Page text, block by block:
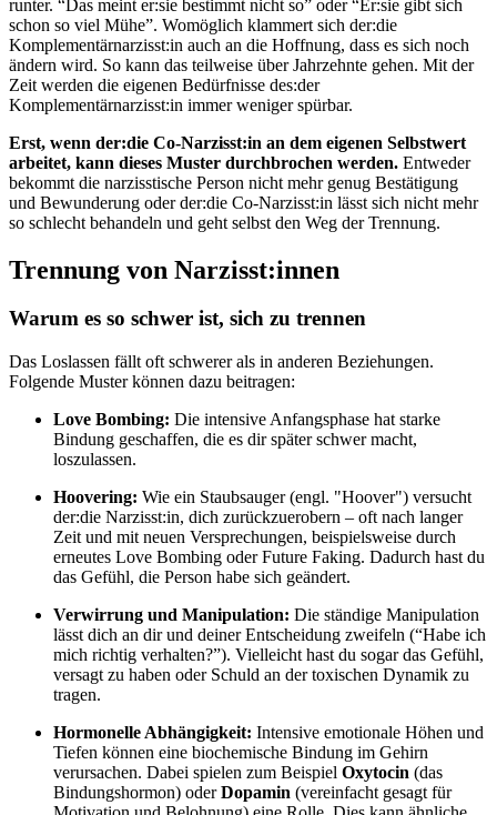
runter. “Das meint er:sie bestimmt nicht so” oder “Er:sie gibt sich
schon so viel Mühe”. Womöglich klammert sich der:die
Komplementärnarzisst:in auch an die Hoffnung, dass es sich noch
ändern wird. So kann das teilweise über Jahrzehnte gehen. Mit der
Zeit werden die eigenen Bedürfnisse des:der
Komplementärnarzisst:in immer weniger spürbar.
Erst, wenn der:die Co-Narzisst:in an dem eigenen Selbstwert
arbeitet, kann dieses Muster durchbrochen werden. Entweder
bekommt die narzisstische Person nicht mehr genug Bestätigung
und Bewunderung oder der:die Co-Narzisst:in lässt sich nicht mehr
so schlecht behandeln und geht selbst den Weg der Trennung.
Trennung von Narzisst:innen
Warum es so schwer ist, sich zu trennen
Das Loslassen fällt oft schwerer als in anderen Beziehungen.
Folgende Muster können dazu beitragen:
Love Bombing: Die intensive Anfangsphase hat starke
Bindung geschaffen, die es dir später schwer macht,
loszulassen.
Hoovering: Wie ein Staubsauger (engl. "Hoover") versucht
der:die Narzisst:in, dich zurückzuerobern – oft nach langer
Zeit und mit neuen Versprechungen, beispielsweise durch
erneutes Love Bombing oder Future Faking. Dadurch hast du
das Gefühl, die Person habe sich geändert.
Verwirrung und Manipulation: Die ständige Manipulation
lässt dich an dir und deiner Entscheidung zweifeln (“Habe ich
mich richtig verhalten?”). Vielleicht hast du sogar das Gefühl,
versagt zu haben oder Schuld an der toxischen Dynamik zu
tragen.
Hormonelle Abhängigkeit: Intensive emotionale Höhen und
Tiefen können eine biochemische Bindung im Gehirn
verursachen. Dabei spielen zum Beispiel Oxytocin (das
Bindungshormon) oderDopamin (vereinfacht gesagt für